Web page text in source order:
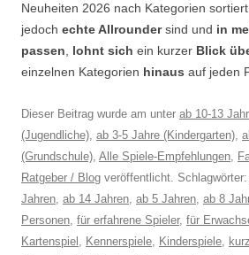
Neuheiten 2026 nach Kategorien
jedoch echte Allroundersind und in
passen, lohnt sich ein kurzer Blick
einzelnen Kategorien hinaus auf jeden
Dieser Beitrag wurde am unter ab 10-13
(Jugendliche), ab 3-5 Jahre (Kindergarten),
(Grundschule), Alle Spiele-Empfehlungen,
Ratgeber / Blog veröffentlicht. Schlagwörter:
Jahren, ab 14 Jahren, ab 5 Jahren, ab 8
Personen, für erfahrene Spieler, für
Kartenspiel , Kennerspiele, Kinderspiele,